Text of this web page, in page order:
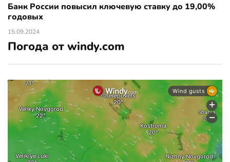
Банк России повысил ключевую ставку до 19,00%
годовых
15.09.2024
Погода от windy.com